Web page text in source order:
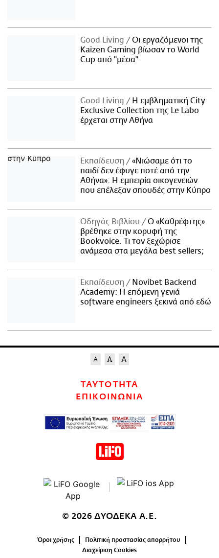
Good Living
Οι εργαζόμενοι της
Kaizen Gaming βίωσαν το World
Cup από "μέσα"
Good Living
Η εμβληματική City
Exclusive Collection της Le Labo
έρχεται στην Αθήνα
Εκπαίδευση
«Νιώσαμε ότι το
παιδί δεν έφυγε ποτέ από την
Αθήνα»: Η εμπειρία οικογενειών
που επέλεξαν σπουδές στην Κύπρο
Οδηγός Βιβλίου
Ο «Καθρέφτης»
βρέθηκε στην κορυφή της
Bookvoice. Τι τον ξεχώρισε
ανάμεσα στα μεγάλα best sellers;
Εκπαίδευση
Novibet Backend
Academy: Η επόμενη γενιά
software engineers ξεκινά από εδώ
ΤΑΥΤΟΤΗΤΑ
ΕΠΙΚΟΙΝΩΝΙΑ
© 2026 ΔΥΟΔΕΚΑ Α.Ε.
Όροι χρήσης
Πολιτική προστασίας απορρήτου
Διαχείριση Cookies